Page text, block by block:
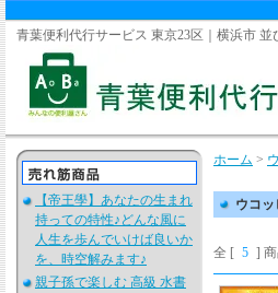
青葉便利代行サービス 東京23区｜横浜市
【帝王學】あなたの生まれ
持っての特性♪どんな風に
人生を歩んでいけば良いか
を、時空解みます♪
親子孫で楽しむ 高級 水書
ホーム >
ウコッ
全 [ 5 ]